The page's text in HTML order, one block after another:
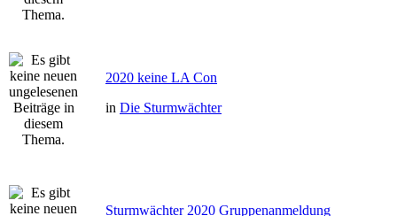
2020 keine LA Con
in Die Sturmwächter
Sturmwächter 2020 Gruppenanmeldung